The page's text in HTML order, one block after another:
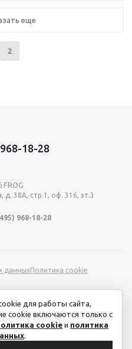
еще
2
18-28
FROG
д. 38А, стр.1, оф. 316, эт.3
968-18-28
данныхПолитика cookie
для работы сайта,
cookie включаются только с
cookie и политика
.